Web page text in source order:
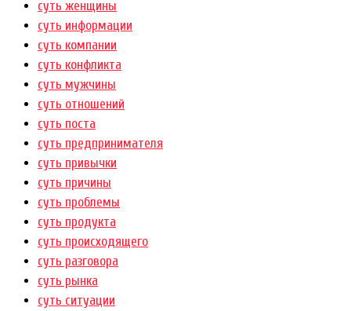
суть женщины
суть информации
суть компании
суть конфликта
суть мужчины
суть отношений
суть поста
суть предпринимателя
суть привычки
суть причины
суть проблемы
суть продукта
суть происходящего
суть разговора
суть рынка
суть ситуации